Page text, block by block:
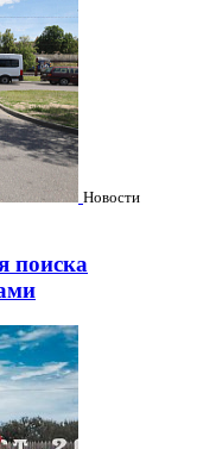
Новости
поиска